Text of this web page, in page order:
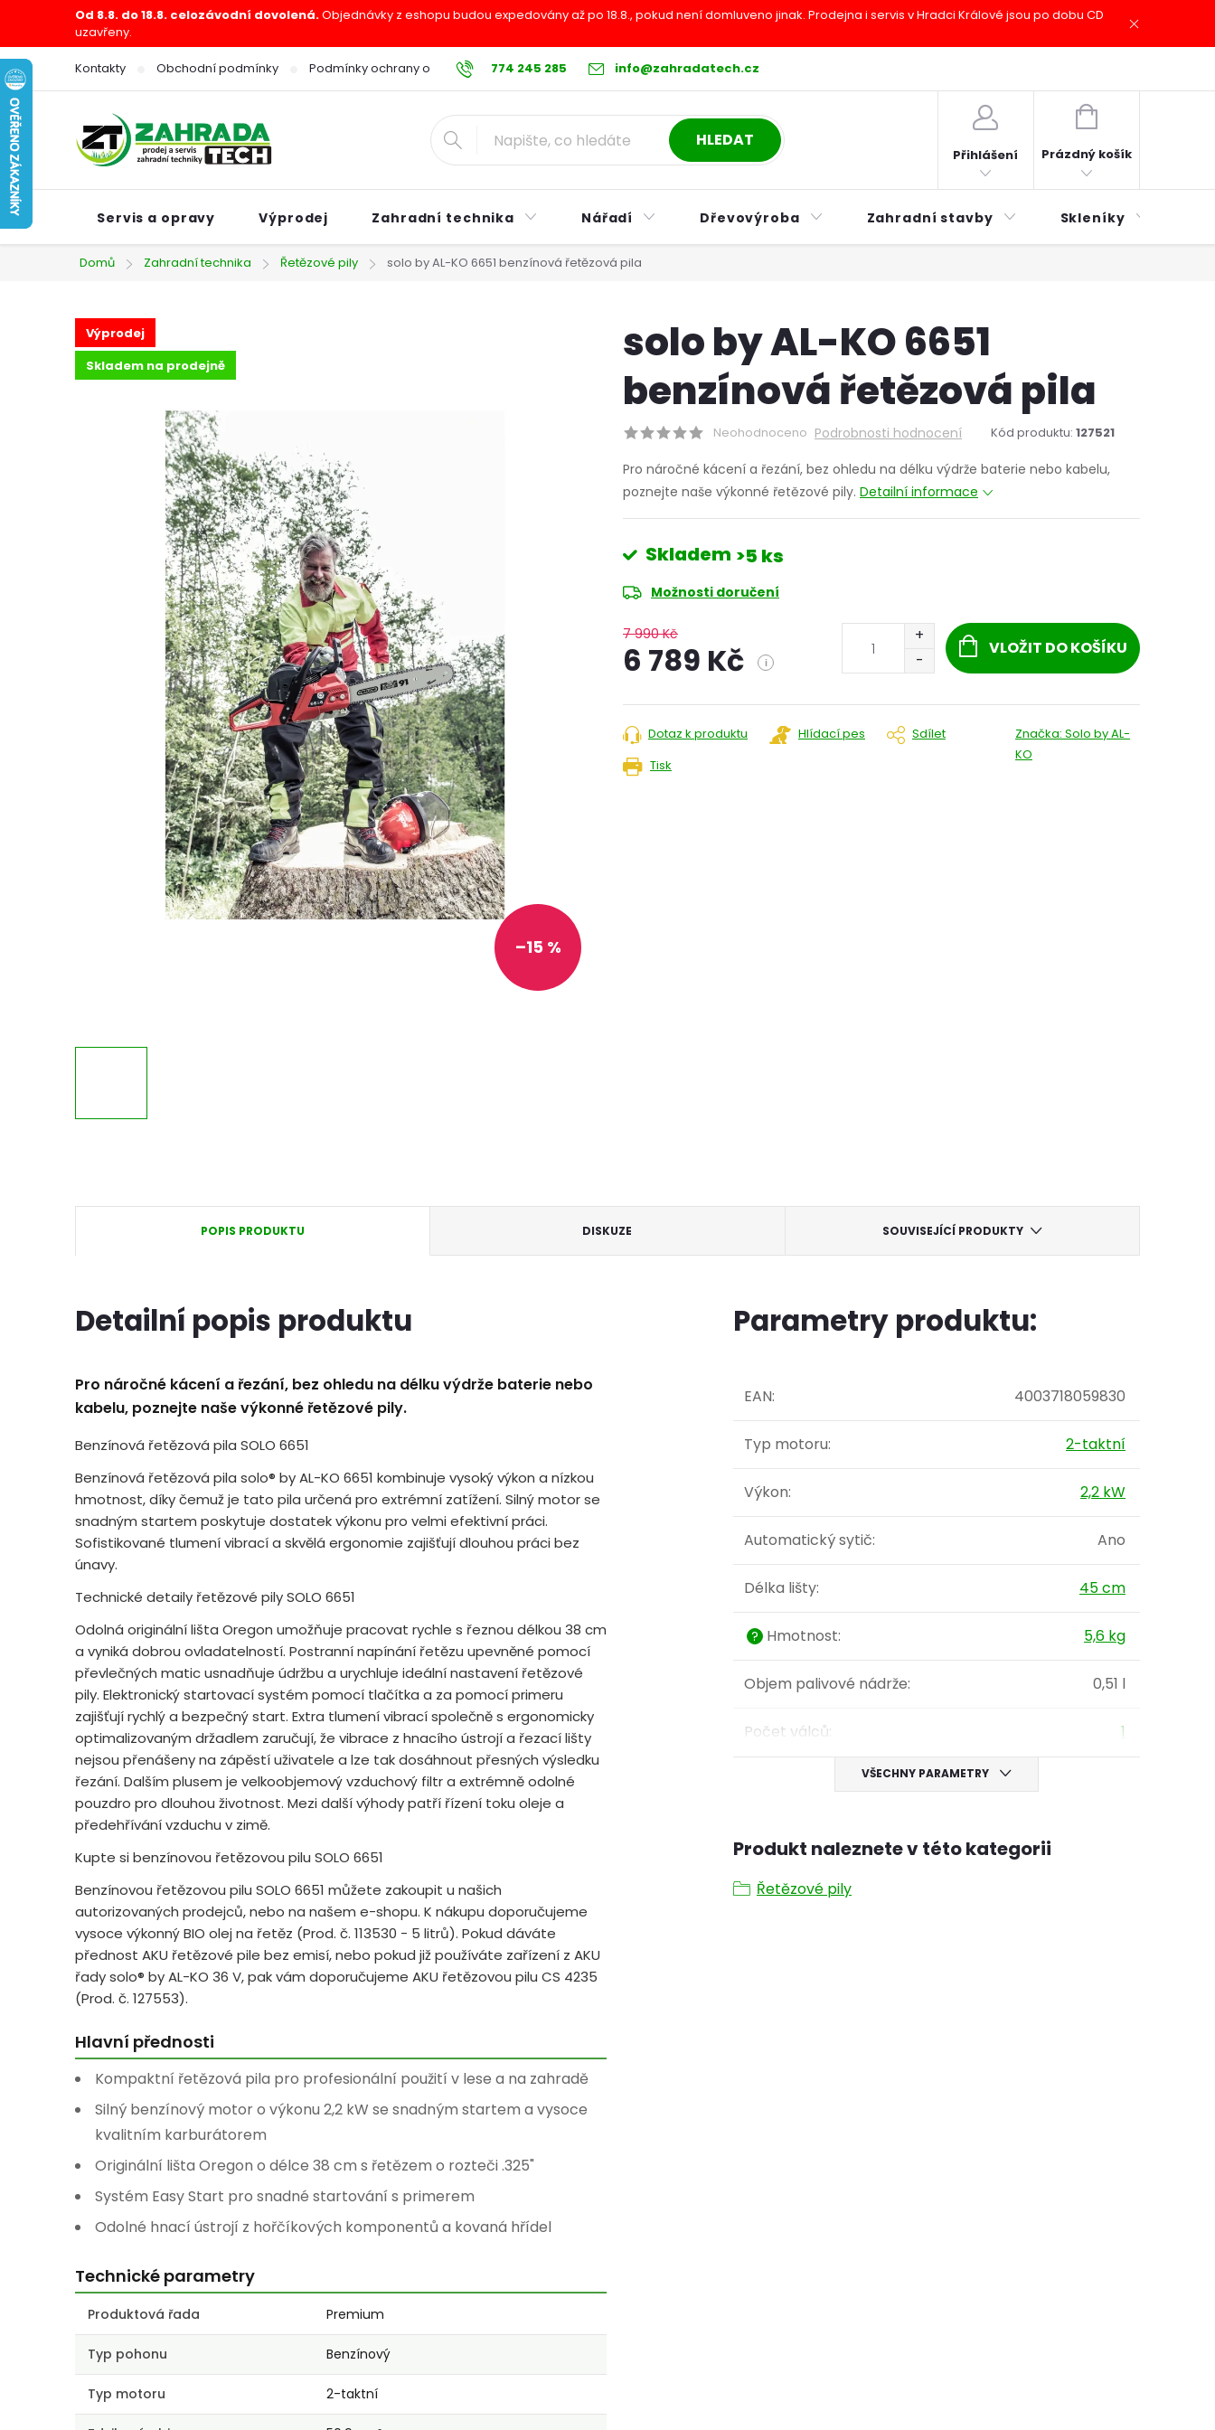
obsah
Od 8.8. do 18.8. celozávodní dovolená.Objednávky z eshopu budou expedovány až po 18.8., pokud není domluveno jinak. Prodejna i servis v Hradci Králové jsou po dobu CD
uzavřeny.
774 245 285 info@zahradatech.cz
Kontakty Obchodní podmínky Podmínky ochrany osobních údajů Reklamační řád Postup při nákupu na splátky ESSOX
HLEDAT
Přihlášení
NÁKUPNÍ
Prázdný košík
Servis a opravy Výprodej Zahradní technika Nářadí Dřevovýroba Zahradní stavby Skleníky
Domů Zahradní technika Řetězové pily solo by AL-KO 6651 benzínová řetězová pila
Výprodej
Skladem na prodejně
–15 %
solo by AL-KO 6651
benzínová řetězová pila
Neohodnoceno Podrobnosti hodnocení Kód produktu: 127521
Pro náročné kácení a řezání, bez ohledu na délku výdrže baterie nebo kabelu,
poznejte naše výkonné řetězové pily. Detailní informace
Skladem >5 ks
Možnosti doručení
7 990 Kč
6 789 Kč i
cena:
VLOŽIT DO KOŠÍKU
Tisk
Dotaz k produktu Hlídací pes Sdílet Značka: Solo by AL-
KO
POPIS PRODUKTU DISKUZE SOUVISEJÍCÍ PRODUKTY
Detailní popis produktu
Pro náročné kácení a řezání, bez ohledu na délku výdrže baterie nebo
kabelu, poznejte naše výkonné řetězové pily.
Benzínová řetězová pila SOLO 6651
Benzínová řetězová pila solo® by AL-KO 6651 kombinuje vysoký výkon a nízkou
hmotnost, díky čemuž je tato pila určená pro extrémní zatížení. Silný motor se
snadným startem poskytuje dostatek výkonu pro velmi efektivní práci.
Sofistikované tlumení vibrací a skvělá ergonomie zajišťují dlouhou práci bez
únavy.
Technické detaily řetězové pily SOLO 6651
Odolná originální lišta Oregon umožňuje pracovat rychle s řeznou délkou 38 cm
a vyniká dobrou ovladatelností. Postranní napínání řetězu upevněné pomocí
převlečných matic usnadňuje údržbu a urychluje ideální nastavení řetězové
pily. Elektronický startovací systém pomocí tlačítka a za pomocí primeru
zajišťují rychlý a bezpečný start. Extra tlumení vibrací společně s ergonomicky
optimalizovaným držadlem zaručují, že vibrace z hnacího ústrojí a řezací lišty
nejsou přenášeny na zápěstí uživatele a lze tak dosáhnout přesných výsledku
řezání. Dalším plusem je velkoobjemový vzduchový filtr a extrémně odolné
pouzdro pro dlouhou životnost. Mezi další výhody patří řízení toku oleje a
předehřívání vzduchu v zimě.
Kupte si benzínovou řetězovou pilu SOLO 6651
Benzínovou řetězovou pilu SOLO 6651 můžete zakoupit u našich
autorizovaných prodejců, nebo na našem e-shopu. K nákupu doporučujeme
vysoce výkonný BIO olej na řetěz (Prod. č. 113530 - 5 litrů). Pokud dáváte
přednost AKU řetězové pile bez emisí, nebo pokud již používáte zařízení z AKU
řady solo® by AL-KO 36 V, pak vám doporučujeme AKU řetězovou pilu CS 4235
(Prod. č. 127553).
Hlavní přednosti
Kompaktní řetězová pila pro profesionální použití v lese a na zahradě
Silný benzínový motor o výkonu 2,2 kW se snadným startem a vysoce
kvalitním karburátorem
Originální lišta Oregon o délce 38 cm s řetězem o rozteči .325"
Systém Easy Start pro snadné startování s primerem
Odolné hnací ústrojí z hořčíkových komponentů a kovaná hřídel
Technické parametry
Produktová řada Premium
Typ pohonu Benzínový
Typ motoru 2-taktní
Parametry produktu:
EAN: 4003718059830
Typ motoru: 2-taktní
Výkon: 2,2 kW
Automatický sytič: Ano
Délka lišty: 45 cm
? Hmotnost: 5,6 kg
Objem palivové nádrže: 0,51 l
Počet válců: 1
VŠECHNY PARAMETRY
Produkt naleznete v této kategorii
Řetězové pily